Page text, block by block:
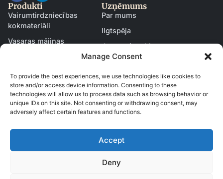
Manage Consent
To provide the best experiences, we use technologies like cookies to
store and/or access device information. Consenting to these
technologies will allow us to process data such as browsing behavior or
unique IDs on this site. Not consenting or withdrawing consent, may
adversely affect certain features and functions.
Accept
Deny
Produkti
Vairumtirdzniecības
kokmateriāli
Vasaras mājiņas
Durvis un logi
Uzņēmums
Par mums
Ilgtspēja
Jaunumi un blogs
Kļūt par partneri
Kontakti
Resursi
Lejupielādes un katalogi
© 2026 SIA Dadsons. Visas tiesības aizsargātas.